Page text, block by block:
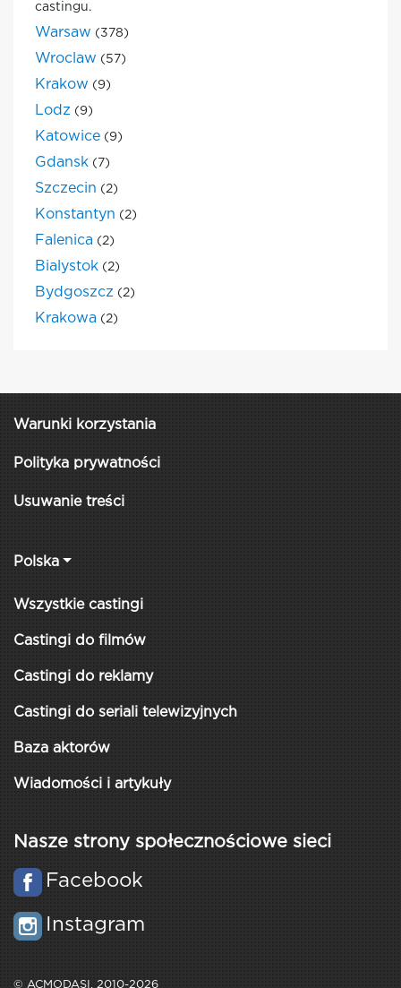
castingu.
Warsaw (378)
Wroclaw (57)
Krakow (9)
Lodz (9)
Katowice (9)
Gdansk (7)
Szczecin (2)
Konstantyn (2)
Falenica (2)
Bialystok (2)
Bydgoszcz (2)
Krakowa (2)
Warunki korzystania
Polityka prywatności
Usuwanie treści
Polska
Wszystkie castingi
Castingi do filmów
Castingi do reklamy
Castingi do seriali telewizyjnych
Baza aktorów
Wiadomości i artykuły
Nasze strony społecznościowe sieci
Facebook
Instagram
© ACMODASI, 2010-2026